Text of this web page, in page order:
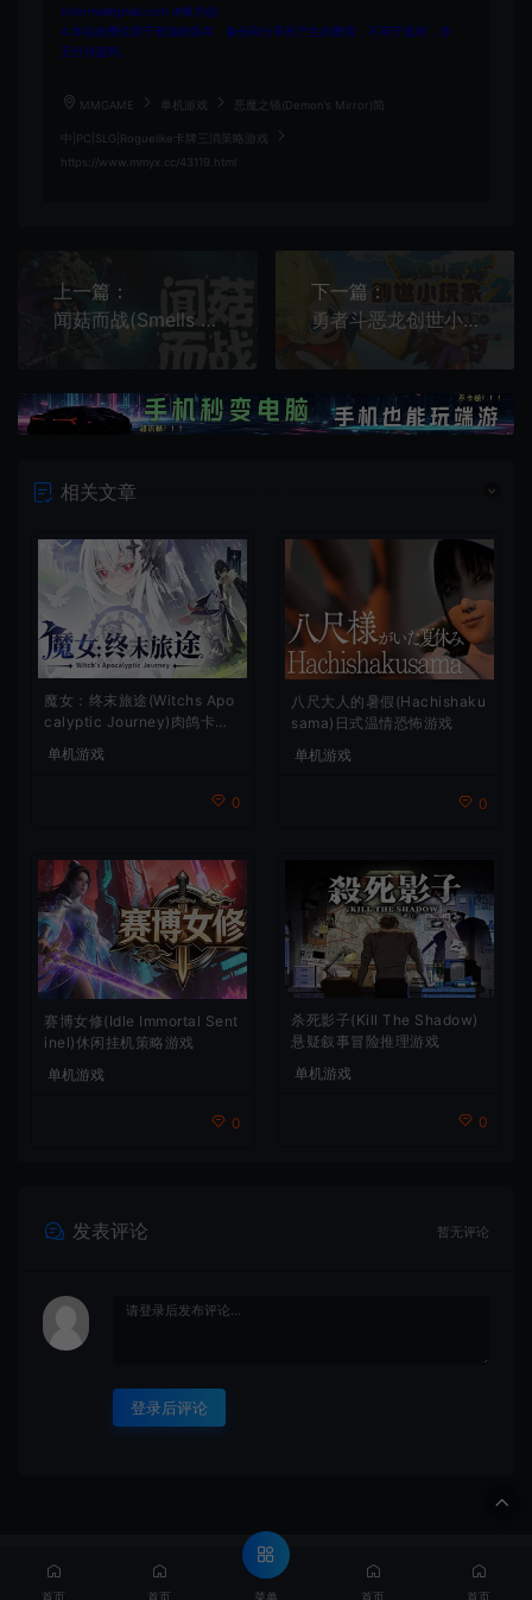
cvformat#gmail.com (#换为@)
4.本站收费仅用于资源的保存、备份和分享所产生的费用，不用于盈利，亦
无任何盈利。
MMGAME 单机游戏 恶魔之镜(Demon’s Mirror)简
中|PC|SLG|Roguelike卡牌三消策略游戏
https://www.mmyx.cc/43119.html
上一篇：
闻菇而战(Smells Like a Mushroom)简中|PC|ACT|第三人称科幻动作射击游戏
下一篇：
勇者斗恶龙创世小玩家2破坏神席德与空荡岛(DRAGON QUEST BUILDERS 2)简中|PC|RPG|沙盒方块建造角色扮演游戏
相关文章
魔女：终末旅途(Witchs Apo
calyptic Journey)肉鸽卡牌
策略游戏
单机游戏
0
八尺大人的暑假(Hachishaku
sama)日式温情恐怖游戏
单机游戏
0
赛博女修(Idle Immortal Sent
inel)休闲挂机策略游戏
单机游戏
0
杀死影子(Kill The Shadow)
悬疑叙事冒险推理游戏
单机游戏
0
发表评论 暂无评论
登录后评论
© 2020 MMYX - MMYX.CC & WordPress Theme. All rights
菜单